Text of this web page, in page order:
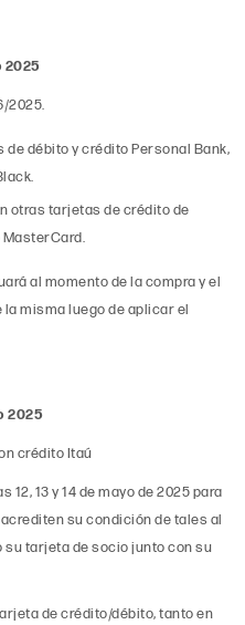
2025
2025.
débito y crédito Personal Bank,
otras tarjetas de crédito de
MasterCard.
al momento de la compra y el
misma luego de aplicar el
2025
crédito Itaú
13 y 14 de mayo de 2025 para
su condición de tales al
su tarjeta de socio junto con su
de crédito/débito, tanto en